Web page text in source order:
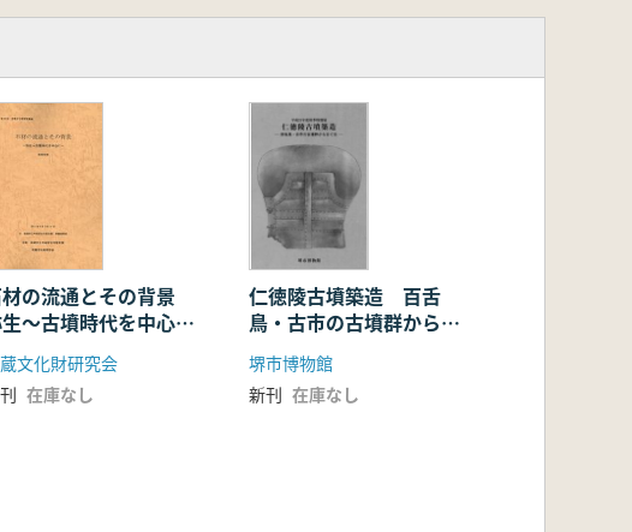
の流通とその背景
〜古墳時代を中心
発表要旨集
文化財研究会
在庫なし
仁徳陵古墳築造 百舌
鳥・古市の古墳群からさ
ぐる
堺市博物館
新刊 在庫なし